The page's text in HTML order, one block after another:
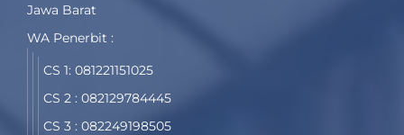
Jawa Barat
WA Penerbit :
CS 1: 081221151025
CS 2 : 082129784445
CS 3 : 082249198505